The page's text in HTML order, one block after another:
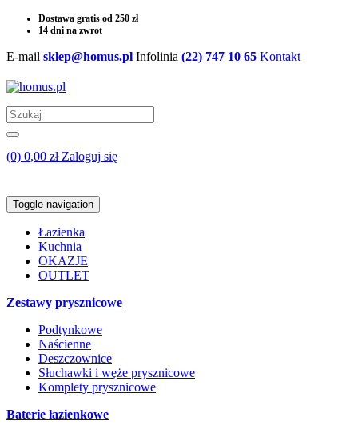
Dostawa gratis od 250 zł
14 dni na zwrot
E-mail sklep@homus.pl Infolinia (22) 747 10 65 Kontakt
(0) 0,00 zł Zaloguj się
Toggle navigation
Łazienka
Kuchnia
OKAZJE
OUTLET
Zestawy prysznicowe
Podtynkowe
Naścienne
Deszczownice
Słuchawki i węże prysznicowe
Komplety prysznicowe
Baterie łazienkowe